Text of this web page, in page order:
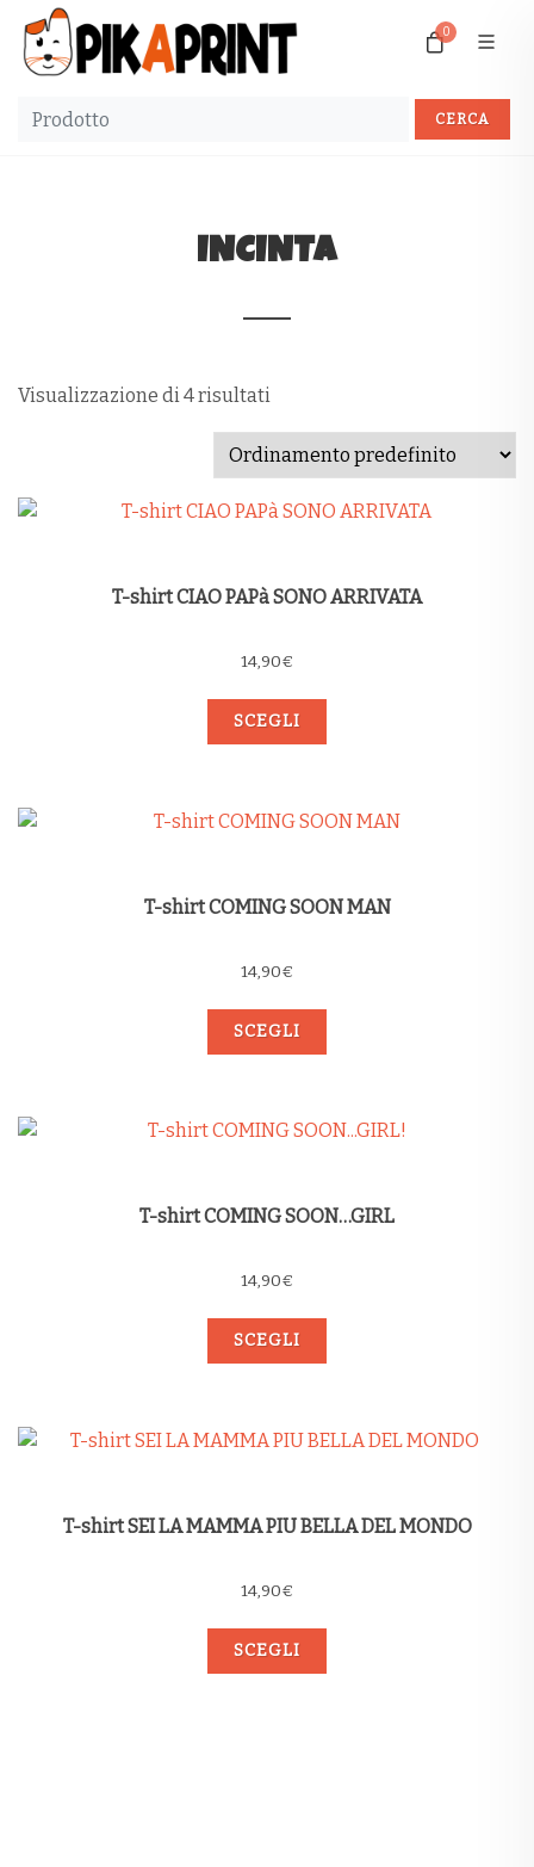
0
INCINTA
Visualizzazione di 4 risultati
T-shirt CIAO PAPà SONO ARRIVATA
14,90€
SCEGLI
T-shirt COMING SOON MAN
14,90€
SCEGLI
T-shirt COMING SOON…GIRL
14,90€
SCEGLI
T-shirt SEI LA MAMMA PIU BELLA DEL MONDO
14,90€
SCEGLI